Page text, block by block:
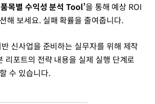
목별 수익성 분석 Tool’을 통해 예상 ROI
해 보세요. 실패 확률을 줄여줍니다.
신사업을 준비하는 실무자를 위해 제작
리포트의 전략 내용을 실제 실행 단계로
수 있습니다.